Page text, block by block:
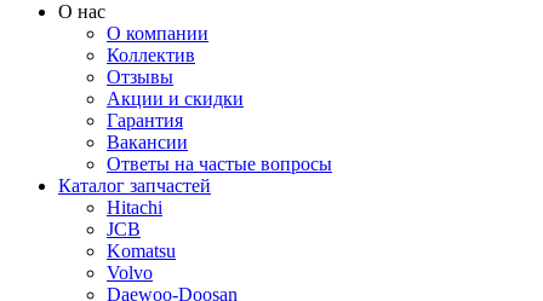
О нас
О компании
Коллектив
Отзывы
Акции и скидки
Гарантия
Вакансии
Ответы на частые вопросы
Каталог запчастей
Hitachi
JCB
Komatsu
Volvo
Daewoo-Doosan